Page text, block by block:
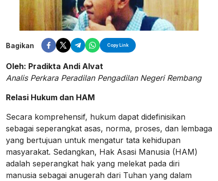
Bagikan Copy Link
Oleh: Pradikta Andi Alvat
Analis Perkara Peradilan Pengadilan Negeri Rembang
Relasi Hukum dan HAM
Secara komprehensif, hukum dapat didefinisikan
sebagai seperangkat asas, norma, proses, dan lembaga
yang bertujuan untuk mengatur tata kehidupan
masyarakat. Sedangkan, Hak Asasi Manusia (HAM)
adalah seperangkat hak yang melekat pada diri
manusia sebagai anugerah dari Tuhan yang dalam